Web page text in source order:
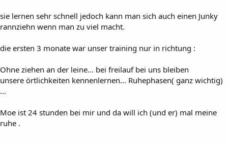
sie lernen sehr schnell jedoch kann man sich auch einen Junky
rannziehn wenn man zu viel macht.
die ersten 3 monate war unser training nur in richtung :
Ohne ziehen an der leine... bei freilauf bei uns bleiben
unsere örtlichkeiten kennenlernen... Ruhephasen( ganz wichtig)
...
Moe ist 24 stunden bei mir und da will ich (und er) mal meine
ruhe .